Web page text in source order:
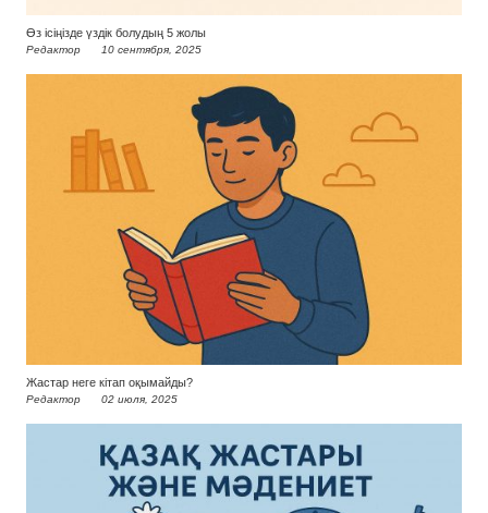
Өз ісіңізде үздік болудың 5 жолы
Редактор 10 сентября, 2025
Жастар неге кітап оқымайды?
Редактор 02 июля, 2025